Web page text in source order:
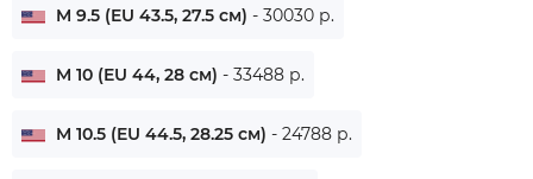
M 9.5 (EU 43.5, 27.5 см) - 30030 р.
M 10 (EU 44, 28 см) - 33488 р.
M 10.5 (EU 44.5, 28.25 см) - 24788 р.